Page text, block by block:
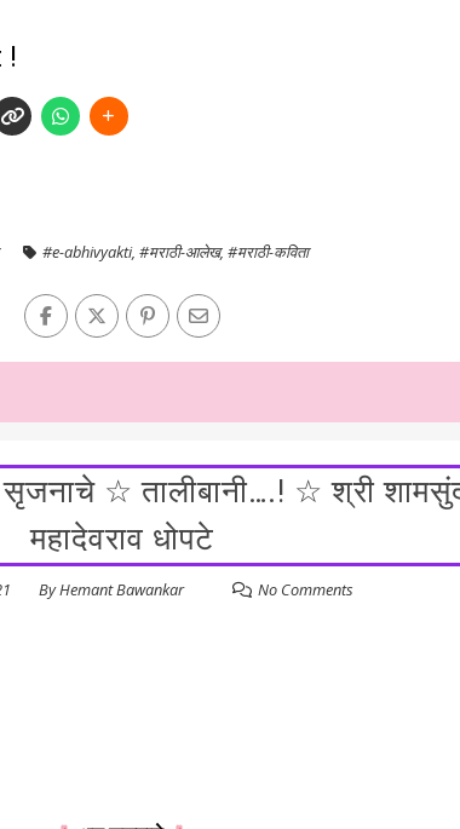
!
#e-abhivyakti, #मराठी-आलेख, #मराठी-कविता
सृजनाचे ☆ तालीबानी….! ☆ श्री
महादेवराव धोपटे
ByHemant Bawankar No Comments